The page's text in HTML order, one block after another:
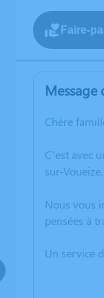
Faire-
Message
Chère
C’est avec
sur-Voueize.
Nous vous
pensées à
Un service